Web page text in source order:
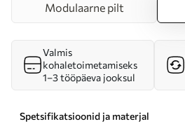
Modulaarne pilt
Valmis
kohaletoimetamiseks
1–3 tööpäeva jooksul
Spetsifikatsioonid ja materjal